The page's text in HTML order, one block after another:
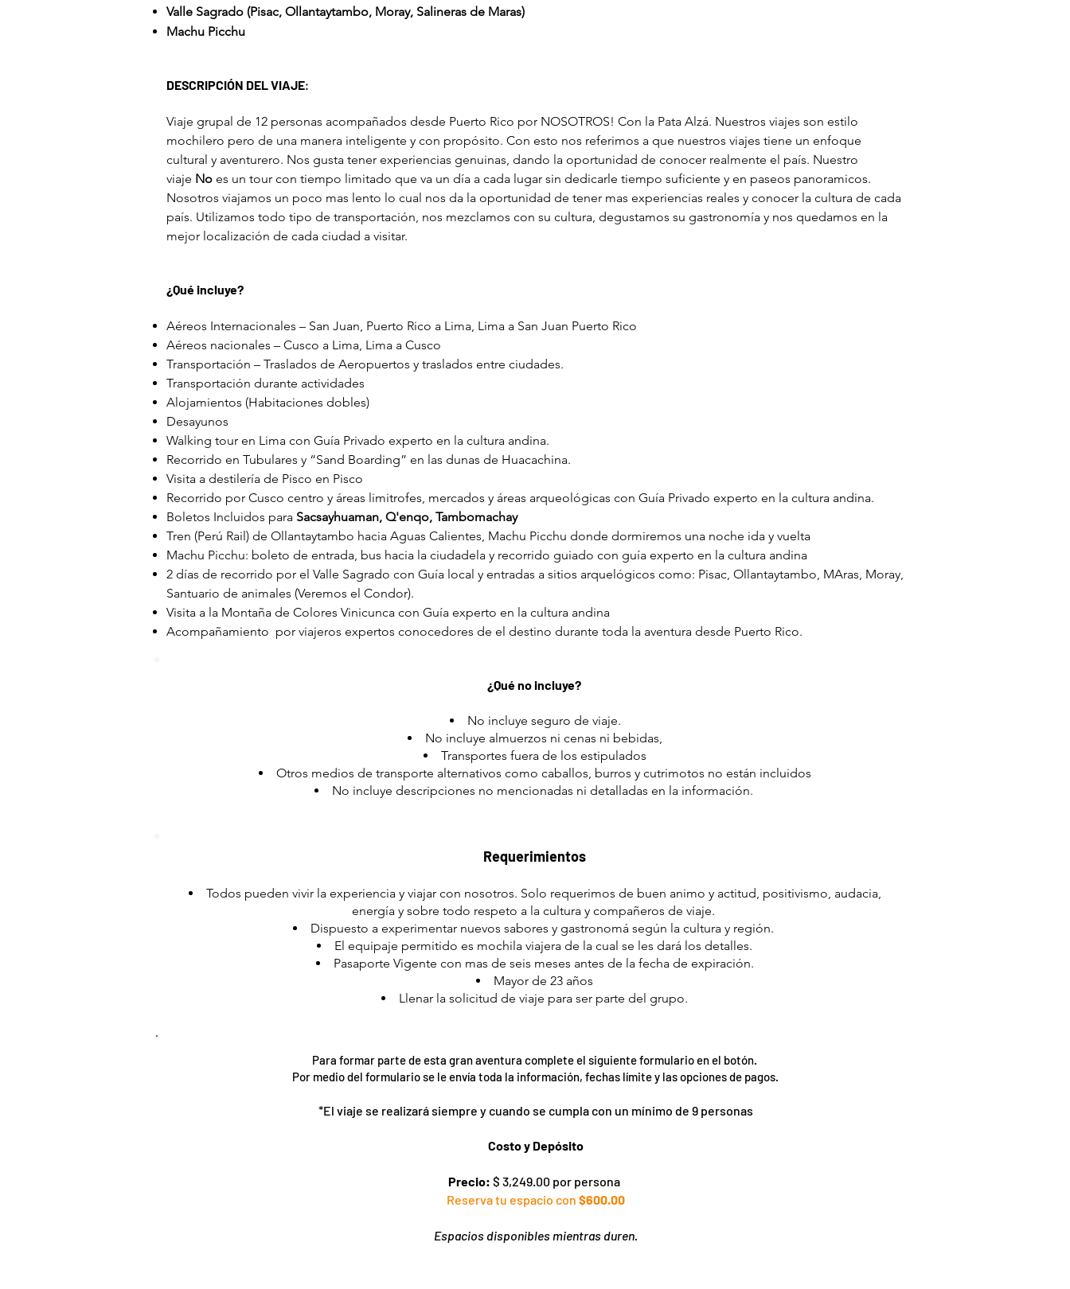
Valle Sagrado (Pisac, Ollantaytambo, Moray, Salineras de Maras)
Machu Picchu
DESCRIPCIÓN DEL VIAJE:
Viaje grupal de 12 personas acompañados desde Puerto Rico por NOSOTROS! Con la Pata Alzá. Nuestros viajes son estilo
mochilero pero de una manera inteligente y con propósito. Con esto nos referimos a que nuestros viajes tiene un enfoque
cultural y aventurero. Nos gusta tener experiencias genuinas, dando la oportunidad de conocer realmente el país. Nuestro
viaje No es un tour con tiempo limitado que va un día a cada lugar sin dedicarle tiempo suficiente y en paseos panoramicos.
Nosotros viajamos un poco mas lento lo cual nos da la oportunidad de tener mas experiencias reales y conocer la cultura de cada
país. Utilizamos todo tipo de transportación, nos mezclamos con su cultura, degustamos su gastronomía y nos quedamos en la
mejor localización de cada ciudad a visitar.
¿Qué incluye?
Aéreos Internacionales – San Juan, Puerto Rico a Lima, Lima a San Juan Puerto Rico
Aéreos nacionales – Cusco a Lima, Lima a Cusco
Transportación – Traslados de Aeropuertos y traslados entre ciudades.
Transportación durante actividades
Alojamientos (Habitaciones dobles)
Desayunos
Walking tour en Lima con Guía Privado experto en la cultura andina.
Recorrido en Tubulares y “Sand Boarding” en las dunas de Huacachina.
Visita a destilería de Pisco en Pisco
Recorrido por Cusco centro y áreas limitrofes, mercados y áreas arqueológicas con Guía Privado experto en la cultura andina.
Boletos Incluidos para Sacsayhuaman, Q'enqo, Tambomachay
Tren (Perú Rail) de Ollantaytambo hacia Aguas Calientes, Machu Picchu donde dormiremos una noche ida y vuelta
Machu Picchu: boleto de entrada, bus hacia la ciudadela y recorrido guiado con guía experto en la cultura andina
2 días de recorrido por el Valle Sagrado con Guía local y entradas a sitios arquelógicos como: Pisac, Ollantaytambo, MAras, Moray,
Santuario de animales (Veremos el Condor).
Visita a la Montaña de Colores Vinicunca con Guía experto en la cultura andina
Acompañamiento por viajeros expertos conocedores de el destino durante toda la aventura desde Puerto Rico.
¿Qué no incluye?
No incluye seguro de viaje.
No incluye almuerzos ni cenas ni bebidas,
Transportes fuera de los estipulados
Otros medios de transporte alternativos como caballos, burros y cutrimotos no están incluidos
No incluye descripciones no mencionadas ni detalladas en la información. ​
Requerimientos
Todos pueden vivir la experiencia y viajar con nosotros. Solo requerimos de buen animo y actitud, positivismo, audacia,
energía y sobre todo respeto a la cultura y compañeros de viaje.
Dispuesto a experimentar nuevos sabores y gastronomá según la cultura y región.
El equipaje permitido es mochila viajera de la cual se les dará los detalles.
Pasaporte Vigente con mas de seis meses antes de la fecha de expiración.
Mayor de 23 años
Llenar la solicitud de viaje para ser parte del grupo.
Para formar parte de esta gran aventura complete el siguiente formulario en el botón.
Por medio del formulario se le envía toda la información, fechas límite y las opciones de pagos.
*El viaje se realizará siempre y cuando se cumpla con un mínimo de 9 personas
Costo y Depósito
Precio: $ 3,249.00 por persona
Reserva tu espacio con $600.00
Espacios disponibles mientras duren.